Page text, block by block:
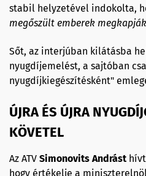
stabil helyzetével indokolta,
megőszült emberek
Sőt, az interjúban kilátásba
nyugdíjemelést, a sajtóban
nyugdíjkiegészítésként"
ÚJRA ÉS ÚJRA
KÖVETEL
Az ATV Simonovits Andrást
hogy értékelje a